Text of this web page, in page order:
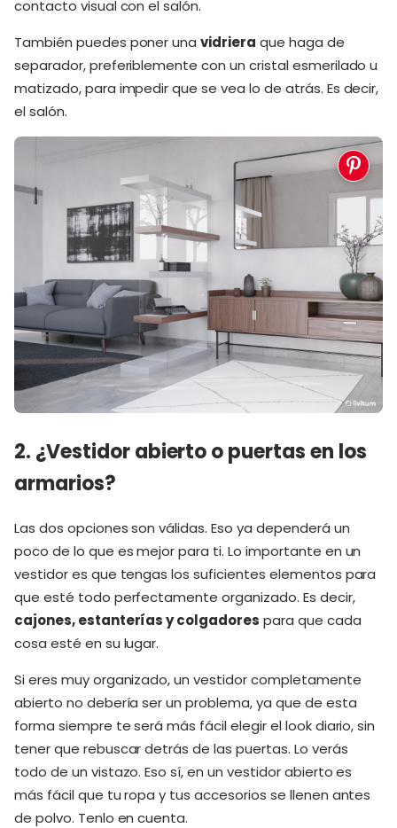
contacto visual con el salón.
También puedes poner unavidriera que haga de
separador, preferiblemente con un cristal esmerilado u
matizado, para impedir que se vea lo de atrás. Es decir,
el salón.
2. ¿Vestidor abierto o puertas en los
armarios?
Las dos opciones son válidas. Eso ya dependerá un
poco de lo que es mejor para ti. Lo importante en un
vestidor es que tengas los suficientes elementos para
que esté todo perfectamente organizado. Es decir,
cajones, estanterías y colgadores para que cada
cosa esté en su lugar.
Si eres muy organizado, un vestidor completamente
abierto no debería ser un problema, ya que de esta
forma siempre te será más fácil elegir el look diario, sin
tener que rebuscar detrás de las puertas. Lo verás
todo de un vistazo. Eso sí, en un vestidor abierto es
más fácil que tu ropa y tus accesorios se llenen antes
de polvo. Tenlo en cuenta.